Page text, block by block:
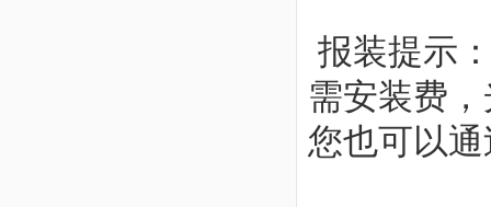
报装提示
需安装费，
您也可以